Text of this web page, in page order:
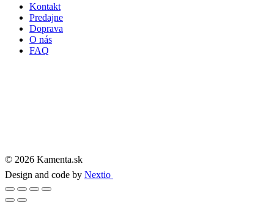
Kontakt
Predajne
Doprava
O nás
FAQ
© 2026 Kamenta.sk
Design and code by Nextio